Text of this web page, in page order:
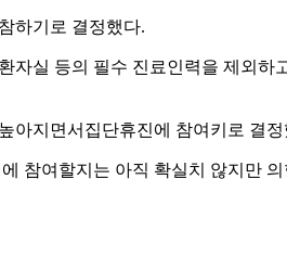
하기로 결정했다.
실 등의 필수 진료인력을 제외하
아지면서집단휴진에 참여키로 결정
참여할지는 아직 확실치 않지만